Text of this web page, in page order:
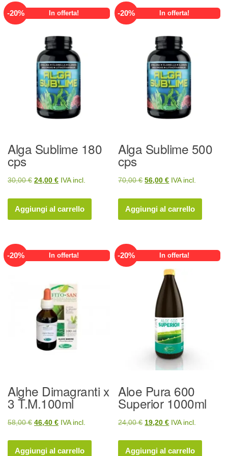
-20% In offerta!
Alga Sublime 180
cps
30,00€ Il
originale
era:
24,00 €Il
attuale
è:
IVA incl.
Aggiungi al carrello
-20% In offerta!
Alga Sublime 500
cps
70,00€ Il
originale
era:
56,00€Il
attuale
è:
IVA incl.
Aggiungi al carrello
-20% In offerta!
Alghe Dimagranti x
3 T.M.100ml
58,00€ Il
originale
46,40 €Il
attuale
IVA incl.
Aggiungi al carrello
-20% In offerta!
Aloe Pura 600
Superior 1000ml
24,00€ Il
originale
19,20€Il
attuale
IVA incl.
Aggiungi al carrello